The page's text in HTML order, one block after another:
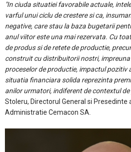
"In ciuda situatiei favorabile actuale,
varful unui ciclu de crestere si ca,
negative, care stau la baza bugetarii
anul viitor este una mai rezervata. Cu
de produs si de retete de productie,
construit cu distribuitorii nostri,
proceselor de productie, impactul pozitiv
situatia financiara solida reprezinta
anilor urmatori, indiferent de contextul
Stoleru, Directorul General si Presedinte
Administratie Cemacon SA.